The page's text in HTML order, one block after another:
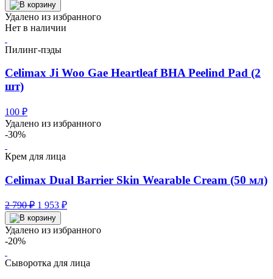
Удалено из избранного
Нет в наличии
Пилинг-пэды
Celimax Ji Woo Gae Heartleaf BHA Peelind Pad (2
шт)
100 ₽
Удалено из избранного
-30%
Крем для лица
Celimax Dual Barrier Skin Wearable Cream (50 мл)
2 790₽ Первоначальная
цена
составляла
2
1 953 ₽Текущая
1
953 ₽.
Удалено из избранного
-20%
Сыворотка для лица